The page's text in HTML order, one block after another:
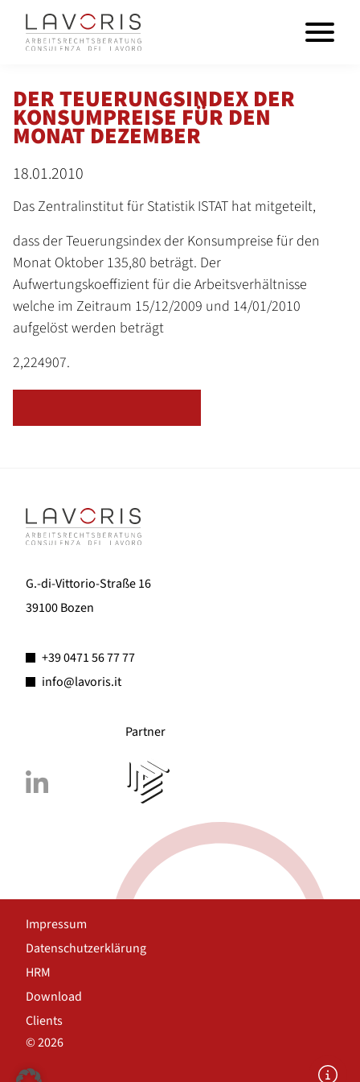
DER TEUERUNGSINDEX DER
KONSUMPREISE FÜR DEN
MONAT DEZEMBER
18.01.2010
Das Zentralinstitut für Statistik ISTAT hat mitgeteilt,
dass der Teuerungsindex der Konsumpreise für den
Monat Oktober 135,80 beträgt. Der
Aufwertungskoeffizient für die Arbeitsverhältnisse
welche im Zeitraum 15/12/2009 und 14/01/2010
aufgelöst werden beträgt
2,224907.
G.-di-Vittorio-Straße 16
39100 Bozen
+39 0471 56 77 77
info@lavoris.it
Partner
Impressum
Datenschutzerklärung
HRM
Download
Clients
© 2026